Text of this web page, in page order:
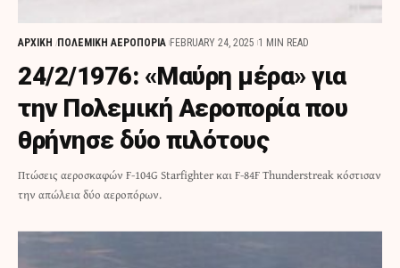
ΑΡΧΙΚΗ ΠΟΛΕΜΙΚΗ ΑΕΡΟΠΟΡΙΑ FEBRUARY 24, 2025 1 MIN READ
24/2/1976: «Μαύρη μέρα» για
την Πολεμική Αεροπορία που
θρήνησε δύο πιλότους
Πτώσεις αεροσκαφών F-104G Starfighter και F-84F Thunderstreak κόστισαν
την απώλεια δύο αεροπόρων.